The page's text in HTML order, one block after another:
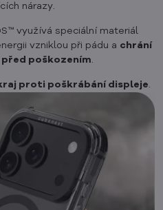
nárazy.
využívá speciální materiál
vzniklou při pádu a chrání
před poškozením.
proti poškrábání displeje.